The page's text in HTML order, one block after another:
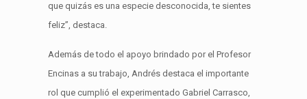
que quizás es una especie desconocida, te sientes
feliz”, destaca.
Además de todo el apoyo brindado por el Profesor
Encinas a su trabajo, Andrés destaca el importante
rol que cumplió el experimentado Gabriel Carrasco,